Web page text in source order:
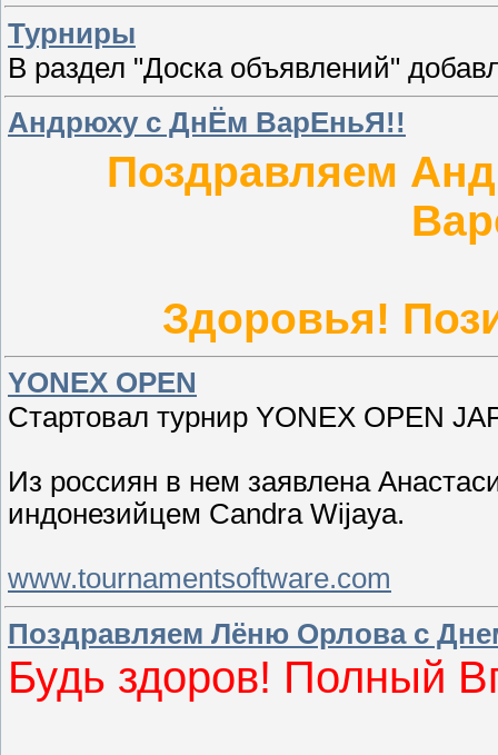
Турниры
В раздел "Доска объявлений"
Андрюху с ДнЁм ВарЕньЯ!!
Поздравляем
Здоровья!
YONEX OPEN
Стартовал турнир YONEX OPEN
Из россиян в нем заявлена
индонезийцем Candra Wijaya.
www.tournamentsoftware.com
Поздравляем Лёню Орлова с
Будь здоров! Полный